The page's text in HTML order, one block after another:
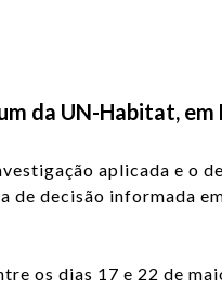
da UN-Habitat, em
aplicada e o
de decisão informada
os dias 17 e 22 de